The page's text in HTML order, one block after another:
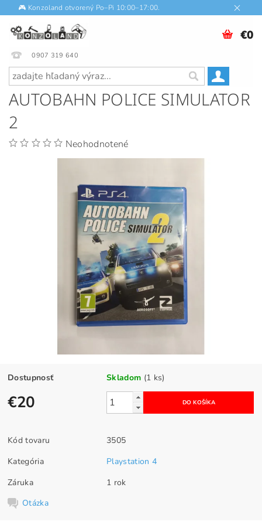
🎮 Konzoland otvorený Po–Pi 10:00–17:00.
0907 319 640
€0
AUTOBAHN POLICE SIMULATOR
2
Neohodnotené
Dostupnosť Skladom (1 ks)
€20
Kód tovaru
3505
Kategória
Playstation 4
Záruka
1 rok
Otázka